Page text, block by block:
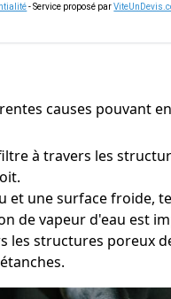
- Service proposé par
causes pouvant
à travers les
une surface froide,
de vapeur d'eau est
structures poreux